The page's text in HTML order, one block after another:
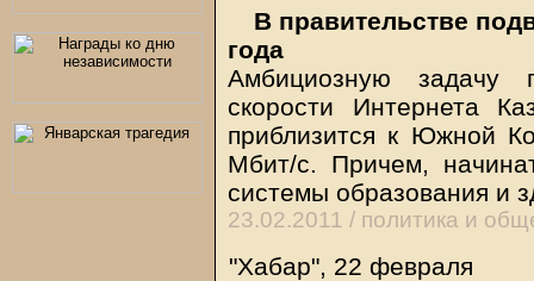
В правительстве
года
Амбициозную задачу
скорости Интернета
приблизится к Южной
Мбит/с. Причем,
системы образования и
23.02.2011 / политика и
"Хабар", 22 февраля